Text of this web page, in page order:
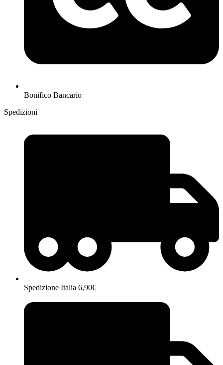
Bonifico Bancario
Spedizioni
Spedizione Italia 6,90€